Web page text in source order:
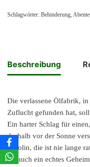
Schlagwörter: Behinderung
Beschreibung
Die verlassene Ölfabrik,
Zuflucht gefunden hat,
Ein harter Schlag für
deshalb vor der Sonne
Carolin, die ist nie lange
ihr auch ein echtes